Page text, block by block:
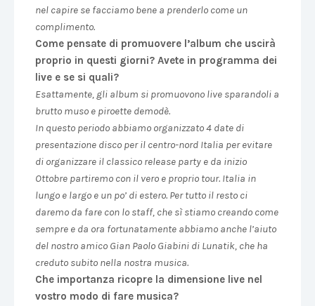
nel capire se facciamo bene a prenderlo come un
complimento.
Come pensate di promuovere l’album che uscirà
proprio in questi giorni? Avete in programma dei
live e se si quali?
Esattamente, gli album si promuovono live sparandoli a
brutto muso e piroette demodè.
In questo periodo abbiamo organizzato 4 date di
presentazione disco per il centro-nord Italia per evitare
di organizzare il classico release party e da inizio
Ottobre partiremo con il vero e proprio tour. Italia in
lungo e largo e un po’ di estero. Per tutto il resto ci
daremo da fare con lo staff, che sì stiamo creando come
sempre e da ora fortunatamente abbiamo anche l’aiuto
del nostro amico Gian Paolo Giabini di Lunatik, che ha
creduto subito nella nostra musica.
Che importanza ricopre la dimensione live nel
vostro modo di fare musica?